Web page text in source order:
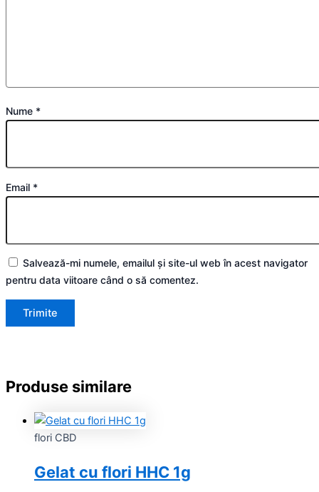
Nume *
Email *
Salvează-mi numele, emailul și site-ul web în acest navigator
pentru data viitoare când o să comentez.
Produse similare
flori CBD
Gelat cu flori HHC 1g